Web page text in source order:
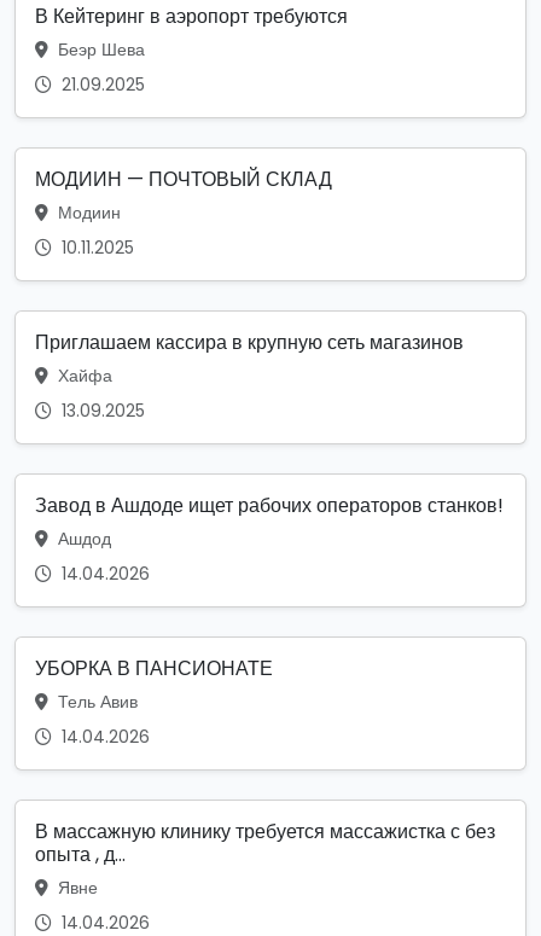
В Кейтеринг в аэропорт требуются
Беэр Шева
21.09.2025
МОДИИН — ПОЧТОВЫЙ СКЛАД
Модиин
10.11.2025
Приглашаем кассира в крупную сеть магазинов
Хайфа
13.09.2025
Завод в Ашдоде ищет рабочих операторов станков!
Ашдод
14.04.2026
УБОРКА В ПАНСИОНАТЕ
Тель Авив
14.04.2026
В массажную клинику требуется массажистка с без
опыта , д...
Явне
14.04.2026